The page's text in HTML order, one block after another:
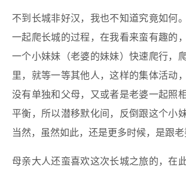
不到长城非好汉，我也不知道究竟如何
一起爬长城的过程，在我看来蛮有趣的
一个小妹妹（老婆的妹妹）快速爬行，
里，就等一等其他人，这样的集体活动
没有单独和父母，又或者是老婆一起照
平衡，所以潜移默化间，反倒跟这个小
当然，虽然如此，还是更多时候，是跟老
母亲大人还蛮喜欢这次长城之旅的，在